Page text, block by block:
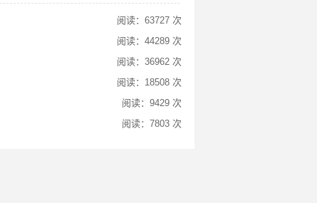
阅读：63727 次
阅读：44289 次
阅读：36962 次
阅读：18508 次
阅读：9429 次
阅读：7803 次